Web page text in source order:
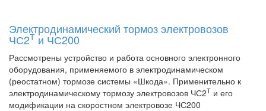
Электродинамический тормоз электровозов
ЧС2Т и ЧС200
Рассмотрены устройство и работа основного электронного
оборудования, применяемого в электродинамическом
(реостатном) тормозе системы «Шкода». Применительно к
электродинамическому тормозу электровозов ЧС2Т и его
модификации на скоростном электровозе ЧС200